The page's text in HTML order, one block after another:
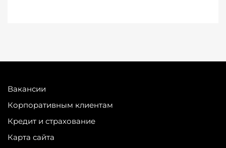
Вакансии
Корпоративным клиентам
Кредит и страхование
Карта сайта